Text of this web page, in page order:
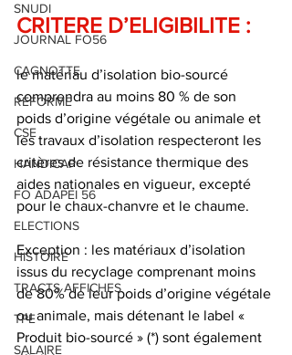
SNUDI
JOURNAL FO56
CAGNOTTE
REFORME
CSE
HANDICAP
FO ADAPEI 56
ELECTIONS
HISTOIRE
TRACTS AFFICHES
TPE
SALAIRE
CRITERE D’ELIGIBILITE :
le matériau d’isolation bio-sourcé
comprendra au moins 80 % de son
poids d’origine végétale ou animale et
les travaux d’isolation respecteront les
critères de résistance thermique des
aides nationales en vigueur, excepté
pour le chaux-chanvre et le chaume.
Exception : les matériaux d’isolation
issus du recyclage comprenant moins
de 80% de leur poids d’origine végétale
ou animale, mais détenant le label «
Produit bio-sourcé » (*) sont également